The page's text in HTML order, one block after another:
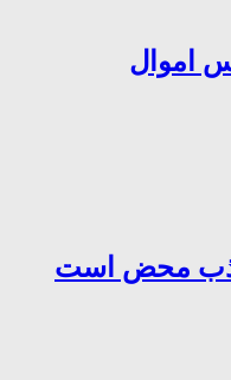
اموال
کذب محض است